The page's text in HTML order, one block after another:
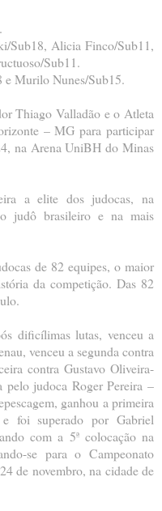
Sub18, Alicia Finco/Sub11,
Sub11.
e Murilo Nunes/Sub15.
Thiago Valladão e o Atleta
– MG para participar
na Arena UniBH do Minas
a elite dos judocas, na
judôbrasileiro e na mais
de 82 equipes, o maior
da competição. Das 82
dificílimas lutas, venceu a
venceu a segunda contra
contra Gustavo Oliveira-
pelo judoca Roger Pereira –
ganhou a primeira
foi superado por Gabriel
com a 5ª colocação na
se para o Campeonato
de novembro, na cidade de